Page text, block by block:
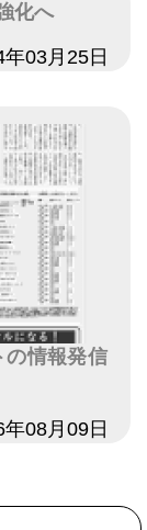
化へ
年03月25日
の情報発信
年08月09日